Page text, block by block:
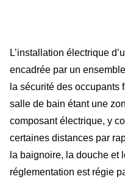
L’installation électrique
encadrée par un
la sécurité des occupants
salle de bain étant une
composant électrique, y
certaines distances par
la baignoire, la douche et
réglementation est régie